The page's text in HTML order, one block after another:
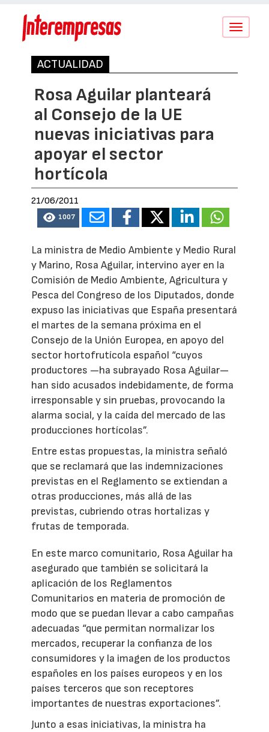
Conmutar
ACTUALIDAD
Rosa Aguilar planteará
al Consejo de la UE
nuevas iniciativas para
apoyar el sector
hortícola
21/06/2011
1007
La ministra de Medio Ambiente y Medio Rural
y Marino, Rosa Aguilar, intervino ayer en la
Comisión de Medio Ambiente, Agricultura y
Pesca del Congreso de los Diputados, donde
expuso las iniciativas que España presentará
el martes de la semana próxima en el
Consejo de la Unión Europea, en apoyo del
sector hortofrutícola español “cuyos
productores —ha subrayado Rosa Aguilar—
han sido acusados indebidamente, de forma
irresponsable y sin pruebas, provocando la
alarma social, y la caída del mercado de las
producciones hortícolas”.
Entre estas propuestas, la ministra señaló
que se reclamará que las indemnizaciones
previstas en el Reglamento se extiendan a
otras producciones, más allá de las
previstas, cubriendo otras hortalizas y
frutas de temporada.
En este marco comunitario, Rosa Aguilar ha
asegurado que también se solicitará la
aplicación de los Reglamentos
Comunitarios en materia de promoción de
modo que se puedan llevar a cabo campañas
adecuadas “que permitan normalizar los
mercados, recuperar la confianza de los
consumidores y la imagen de los productos
españoles en los países europeos y en los
países terceros que son receptores
importantes de nuestras exportaciones”.
Junto a esas iniciativas, la ministra ha